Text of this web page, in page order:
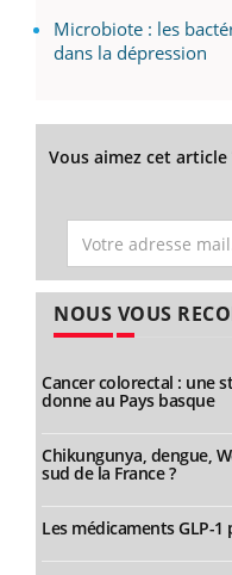
Microbiote : les
dans la dépression
Vous aimez cet
NOUS VOUS
Cancer colorectal : une
donne au Pays basque
Chikungunya, dengue,
sud de la France ?
Les médicaments GLP-